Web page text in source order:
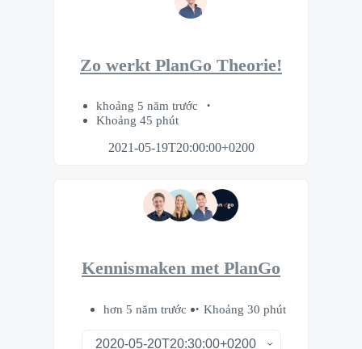
Zo werkt PlanGo Theorie!
khoảng 5 năm trước
Khoảng 45 phút
2021-05-19T20:00:00+0200
Kennismaken met PlanGo
hơn 5 năm trước Khoảng 30 phút